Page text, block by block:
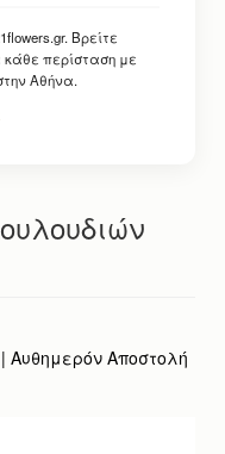
Βρείτε
κάθε περίσταση με
Αθήνα.
Αυθημερόν Αποστολή